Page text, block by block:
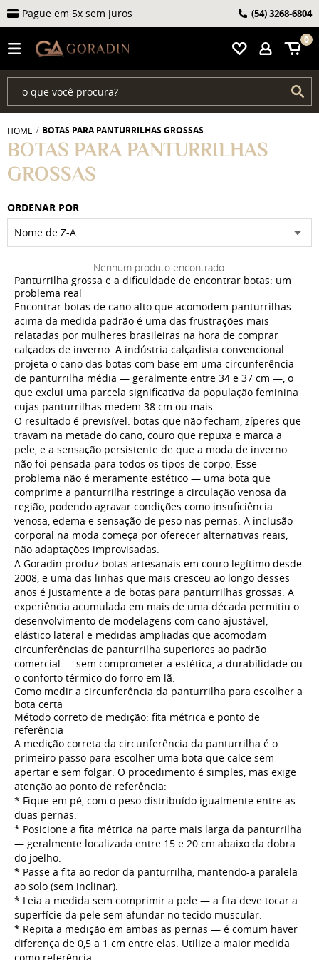
0
Pague em 5x sem juros (54)3268-6804
HOME BOTAS PARA PANTURRILHAS GROSSAS
BOTAS PARA PANTURRILHAS
GROSSAS
ORDENAR POR
Nome de Z-A
Nenhum produto encontrado.
Panturrilha grossa e a dificuldade de encontrar botas: um
problema real
Encontrar botas de cano alto que acomodem panturrilhas
acima da medida padrão é uma das frustrações mais
relatadas por mulheres brasileiras na hora de comprar
calçados de inverno. A indústria calçadista convencional
projeta o cano das botas com base em uma circunferência
de panturrilha média — geralmente entre 34 e 37 cm —, o
que exclui uma parcela significativa da população feminina
cujas panturrilhas medem 38 cm ou mais.
O resultado é previsível: botas que não fecham, zíperes que
travam na metade do cano, couro que repuxa e marca a
pele, e a sensação persistente de que a moda de inverno
não foi pensada para todos os tipos de corpo. Esse
problema não é meramente estético — uma bota que
comprime a panturrilha restringe a circulação venosa da
região, podendo agravar condições como insuficiência
venosa, edema e sensação de peso nas pernas. A inclusão
corporal na moda começa por oferecer alternativas reais,
não adaptações improvisadas.
A Goradin produz botas artesanais em couro legítimo desde
2008, e uma das linhas que mais cresceu ao longo desses
anos é justamente a de botas para panturrilhas grossas. A
experiência acumulada em mais de uma década permitiu o
desenvolvimento de modelagens com cano ajustável,
elástico lateral e medidas ampliadas que acomodam
circunferências de panturrilha superiores ao padrão
comercial — sem comprometer a estética, a durabilidade ou
o conforto térmico do forro em lã.
Como medir a circunferência da panturrilha para escolher a
bota certa
Método correto de medição: fita métrica e ponto de
referência
A medição correta da circunferência da panturrilha é o
primeiro passo para escolher uma bota que calce sem
apertar e sem folgar. O procedimento é simples, mas exige
atenção ao ponto de referência:
* Fique em pé, com o peso distribuído igualmente entre as
duas pernas.
* Posicione a fita métrica na parte mais larga da panturrilha
— geralmente localizada entre 15 e 20 cm abaixo da dobra
do joelho.
* Passe a fita ao redor da panturrilha, mantendo-a paralela
ao solo (sem inclinar).
* Leia a medida sem comprimir a pele — a fita deve tocar a
superfície da pele sem afundar no tecido muscular.
* Repita a medição em ambas as pernas — é comum haver
diferença de 0,5 a 1 cm entre elas. Utilize a maior medida